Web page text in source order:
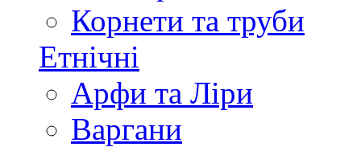
Корнети та труби
Етнічні
Арфи та Ліри
Варгани